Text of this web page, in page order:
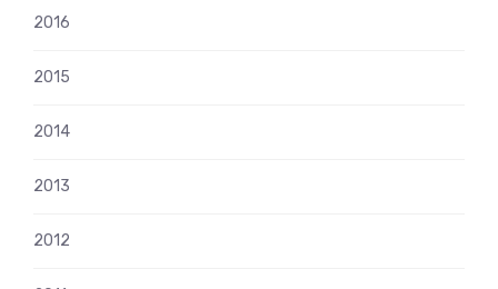
2016
2015
2014
2013
2012